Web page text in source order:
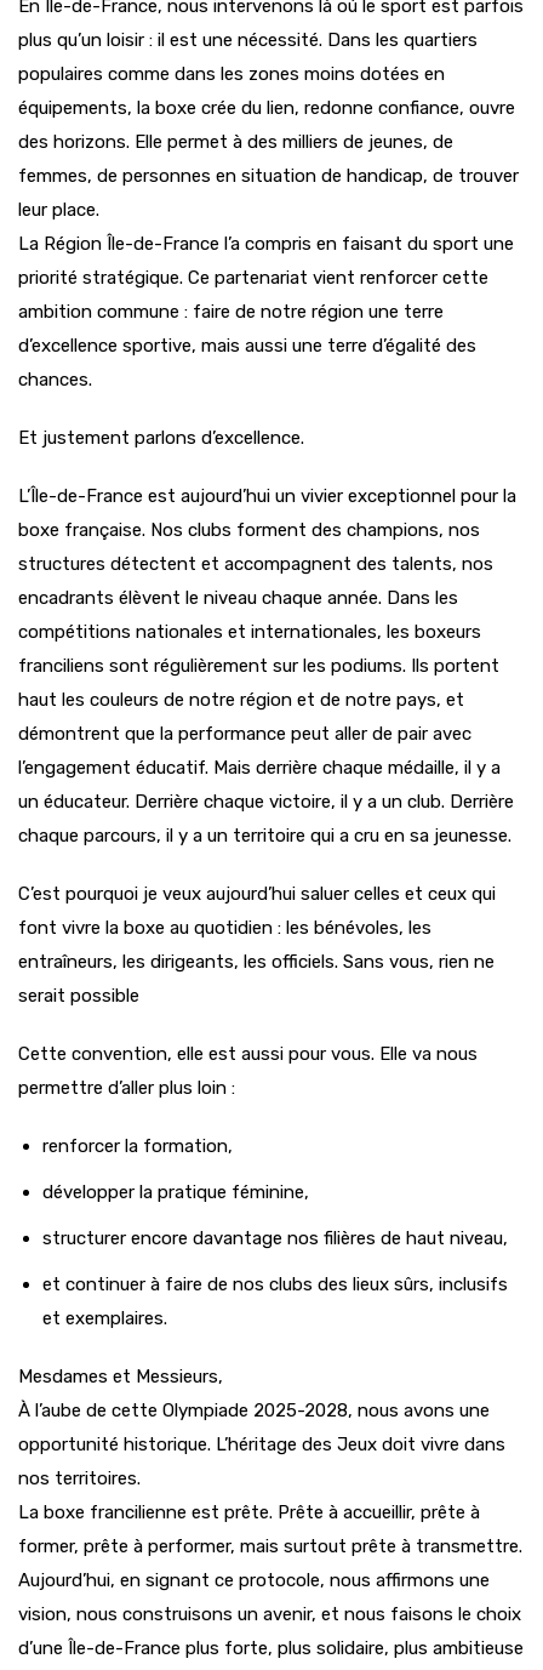
En Île-de-France, nous intervenons là où le sport est parfois
plus qu’un loisir : il est une nécessité. Dans les quartiers
populaires comme dans les zones moins dotées en
équipements, la boxe crée du lien, redonne confiance, ouvre
des horizons. Elle permet à des milliers de jeunes, de
femmes, de personnes en situation de handicap, de trouver
leur place.
La Région Île-de-France l’a compris en faisant du sport une
priorité stratégique. Ce partenariat vient renforcer cette
ambition commune : faire de notre région une terre
d’excellence sportive, mais aussi une terre d’égalité des
chances.
Et justement parlons d’excellence.
L’Île-de-France est aujourd’hui un vivier exceptionnel pour la
boxe française. Nos clubs forment des champions, nos
structures détectent et accompagnent des talents, nos
encadrants élèvent le niveau chaque année. Dans les
compétitions nationales et internationales, les boxeurs
franciliens sont régulièrement sur les podiums. Ils portent
haut les couleurs de notre région et de notre pays, et
démontrent que la performance peut aller de pair avec
l’engagement éducatif. Mais derrière chaque médaille, il y a
un éducateur. Derrière chaque victoire, il y a un club. Derrière
chaque parcours, il y a un territoire qui a cru en sa jeunesse.
C’est pourquoi je veux aujourd’hui saluer celles et ceux qui
font vivre la boxe au quotidien : les bénévoles, les
entraîneurs, les dirigeants, les officiels. Sans vous, rien ne
serait possible
Cette convention, elle est aussi pour vous. Elle va nous
permettre d’aller plus loin :
renforcer la formation,
développer la pratique féminine,
structurer encore davantage nos filières de haut niveau,
et continuer à faire de nos clubs des lieux sûrs, inclusifs
et exemplaires.
Mesdames et Messieurs,
À l’aube de cette Olympiade 2025-2028, nous avons une
opportunité historique. L’héritage des Jeux doit vivre dans
nos territoires.
La boxe francilienne est prête. Prête à accueillir, prête à
former, prête à performer, mais surtout prête à transmettre.
Aujourd’hui, en signant ce protocole, nous affirmons une
vision, nous construisons un avenir, et nous faisons le choix
d’une Île-de-France plus forte, plus solidaire, plus ambitieuse